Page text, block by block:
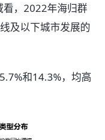
，2022年海归群
及以下城市发展的
和14.3%，均高